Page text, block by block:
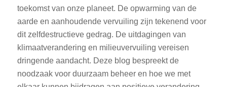
toekomst van onze planeet. De opwarming van de
aarde en aanhoudende vervuiling zijn tekenend voor
dit zelfdestructieve gedrag. De uitdagingen van
klimaatverandering en milieuvervuiling vereisen
dringende aandacht. Deze blog bespreekt de
noodzaak voor duurzaam beheer en hoe we met